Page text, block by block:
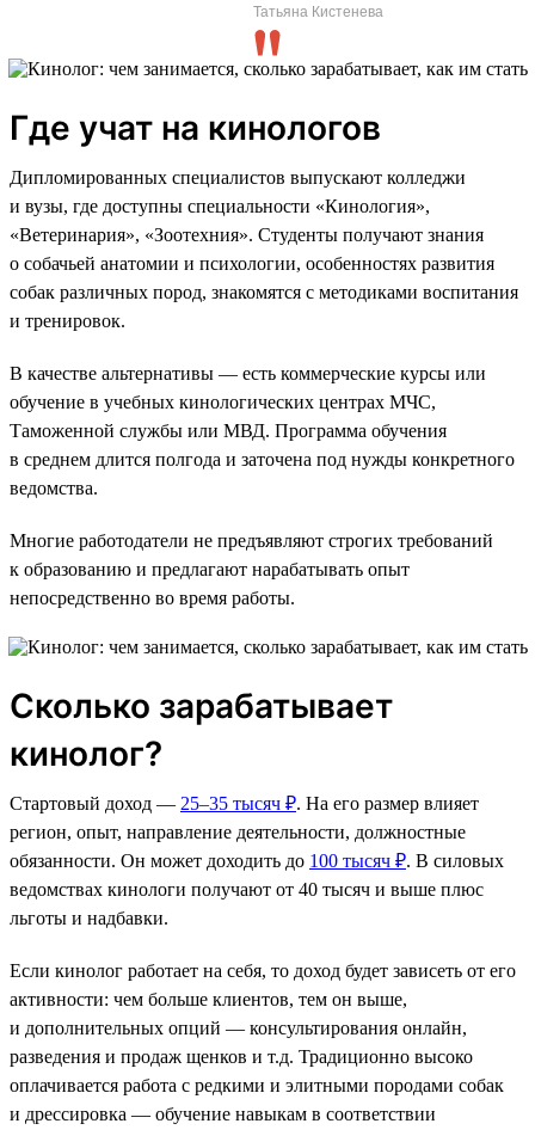
Татьяна Кистенева
Где учат на кинологов
Дипломированных специалистов выпускают колледжи
и вузы, где доступны специальности «Кинология»,
«Ветеринария», «Зоотехния». Студенты получают знания
о собачьей анатомии и психологии, особенностях развития
собак различных пород, знакомятся с методиками воспитания
и тренировок.
В качестве альтернативы — есть коммерческие курсы или
обучение в учебных кинологических центрах МЧС,
Таможенной службы или МВД. Программа обучения
в среднем длится полгода и заточена под нужды конкретного
ведомства.
Многие работодатели не предъявляют строгих требований
к образованию и предлагают нарабатывать опыт
непосредственно во время работы.
Сколько зарабатывает
кинолог?
Стартовый доход — 25–35 тысяч ₽. На его размер влияет
регион, опыт, направление деятельности, должностные
обязанности. Он может доходить до 100 тысяч ₽. В силовых
ведомствах кинологи получают от 40 тысяч и выше плюс
льготы и надбавки.
Если кинолог работает на себя, то доход будет зависеть от его
активности: чем больше клиентов, тем он выше,
и дополнительных опций — консультирования онлайн,
разведения и продаж щенков и т.д. Традиционно высоко
оплачивается работа с редкими и элитными породами собак
и дрессировка — обучение навыкам в соответствии